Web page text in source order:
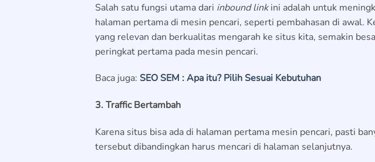
Salah satu fungsi utama dari inbound linkini adalah untuk
halaman pertama di mesin pencari, seperti pembahasan di awal.
yang relevan dan berkualitas mengarah ke situs kita, semakin
peringkat pertama pada mesin pencari.
Baca juga: SEO SEM : Apa itu? Pilih Sesuai Kebutuhan
3. Traffic Bertambah
Karena situs bisa ada di halaman pertama mesin pencari, pasti
tersebut dibandingkan harus mencari di halaman selanjutnya.